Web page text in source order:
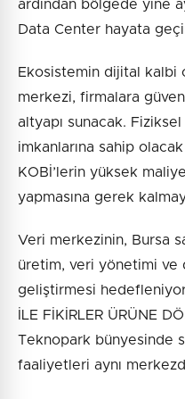
ardından bölgede yine
Data Center hayata
Ekosistemin dijital kalbi
merkezi, firmalara
altyapı sunacak.
imkanlarına sahip
KOBİ’lerin yüksek
yapmasına gerek
Veri merkezinin, Bursa
üretim, veri yönetimi ve
geliştirmesi
İLE FİKİRLER ÜRÜNE
Teknopark bünyesinde
faaliyetleri aynı